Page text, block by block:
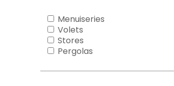
Menuiseries
Volets
Stores
Pergolas